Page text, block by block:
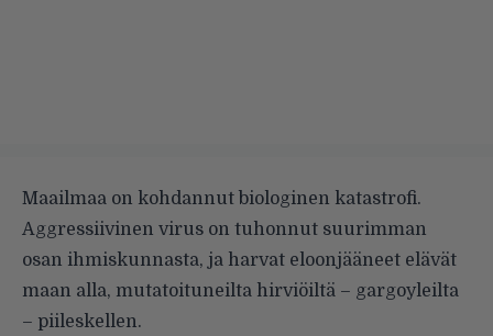
Maailmaa on kohdannut biologinen katastrofi.
Aggressiivinen virus on tuhonnut suurimman
osan ihmiskunnasta, ja harvat eloonjääneet elävät
maan alla, mutatoituneilta hirviöiltä – gargoyleilta
– piileskellen.